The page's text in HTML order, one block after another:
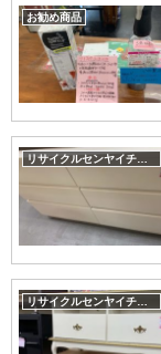
お勧め商品
リサイクルセンヤイチバ小城店
リサイクルセンヤイチバ小城店